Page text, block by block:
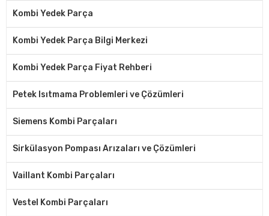
Kombi Yedek Parça
Kombi Yedek Parça Bilgi Merkezi
Kombi Yedek Parça Fiyat Rehberi
Petek Isıtmama Problemleri ve Çözümleri
Siemens Kombi Parçaları
Sirkülasyon Pompası Arızaları ve Çözümleri
Vaillant Kombi Parçaları
Vestel Kombi Parçaları